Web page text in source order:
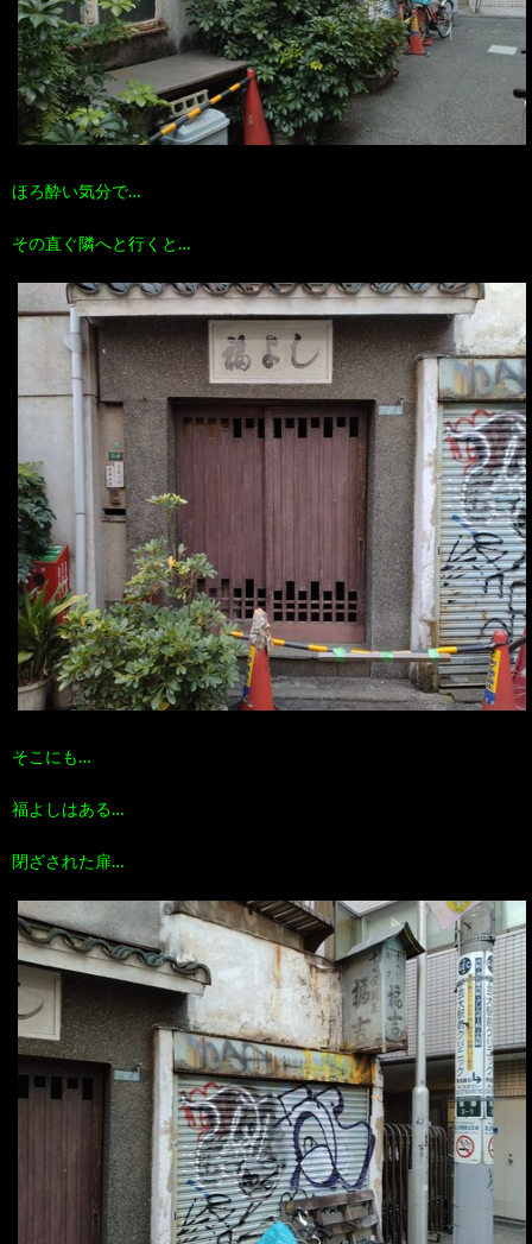
ほろ酔い気分で…
その直ぐ隣へと行くと…
そこにも…
福よしはある…
閉ざされた扉…